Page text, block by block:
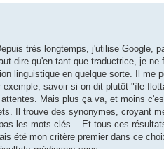
très longtemps, j'utilise Google,
dire qu'en tant que traductrice, je
linguistique en quelque sorte. Il me
savoir si on dit plutôt "île
Mais plus ça va, et moins
Il trouve des synonymes, croyant
les mots clés... Et tous ces
été mon critère premier dans ce